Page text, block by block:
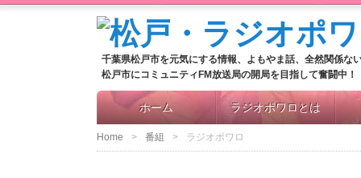
千葉県松戸市を元気にする情報、よもやま話、全然関係な
松戸市にコミュニティFM放送局の開局を目指して奮闘中！
ホーム ラジオポワロとは
Home 番組 ラジオポワロ